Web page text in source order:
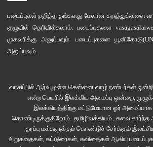
படைப்புகள் குறித்த தங்களது மேலான கருத்துக்களை
குழுவில் தெரிவிக்கலாம். படைப்புகளை
முகவரிக்கு அனுப்பவும். படைப்புகளை
அனுப்பவும்.
வாசிப்பில் ஆர்வமுள்ள சென்னை வாழ் நண்பர்கள்
என்ற பெயரில் இலக்கிய அமைப்பு ஒன்றை,
இலக்கியத்திற்கு மட்டுமேயான ஓர்
கொண்டிருக்குகிறோம்.. தமிழிலக்கியம் , கலை
தரப்பு மக்களுக்கும் கொண்டுச் சேர்க்கும்
சிறுகதைகள், கட்டுரைகள், கவிதைகள் ஆகிய